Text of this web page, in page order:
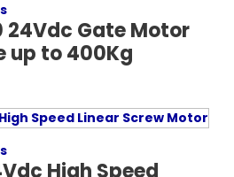
24Vdc Gate Motor
up to 400Kg
High Speed